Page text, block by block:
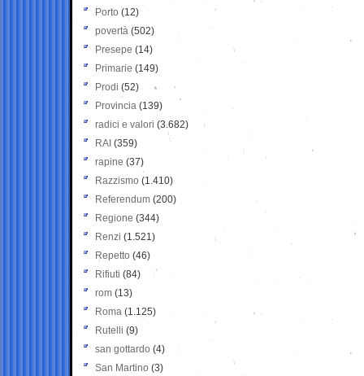
Porto (12)
povertà (502)
Presepe (14)
Primarie (149)
Prodi (52)
Provincia (139)
radici e valori (3.682)
RAI (359)
rapine (37)
Razzismo (1.410)
Referendum (200)
Regione (344)
Renzi (1.521)
Repetto (46)
Rifiuti (84)
rom (13)
Roma (1.125)
Rutelli (9)
san gottardo (4)
San Martino (3)